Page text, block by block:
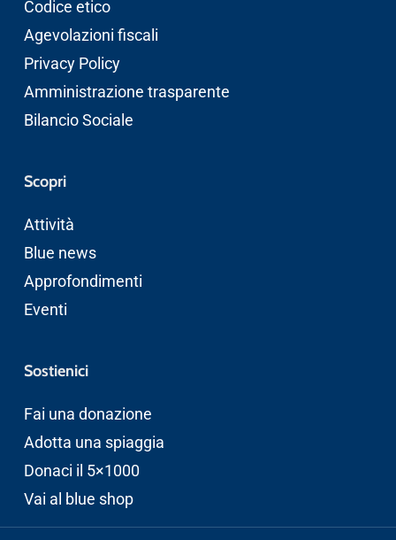
Codice etico
Agevolazioni fiscali
Privacy Policy
Amministrazione trasparente
Bilancio Sociale
Scopri
Attività
Blue news
Approfondimenti
Eventi
Sostienici
Fai una donazione
Adotta una spiaggia
Donaci il 5×1000
Vai al blue shop